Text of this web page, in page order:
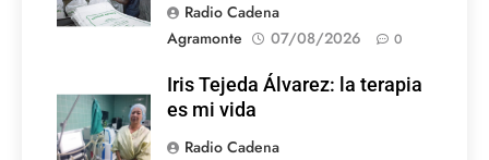
Radio Cadena
Agramonte
07/08/2026 0
Iris Tejeda Álvarez: la terapia
es mi vida
Radio Cadena